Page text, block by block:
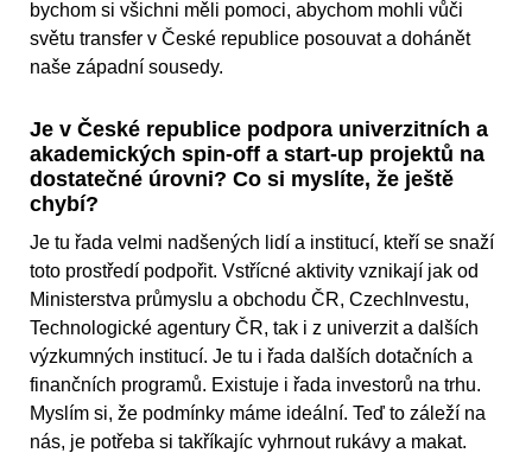
bychom si všichni měli pomoci, abychom mohli vůči
světu transfer v České republice posouvat a dohánět
naše západní sousedy.
Je v České republice podpora univerzitních a
akademických spin-off a start-up projektů na
dostatečné úrovni? Co si myslíte, že ještě
chybí?
Je tu řada velmi nadšených lidí a institucí, kteří se snaží
toto prostředí podpořit. Vstřícné aktivity vznikají jak od
Ministerstva průmyslu a obchodu ČR, CzechInvestu,
Technologické agentury ČR, tak i z univerzit a dalších
výzkumných institucí. Je tu i řada dalších dotačních a
finančních programů. Existuje i řada investorů na trhu.
Myslím si, že podmínky máme ideální. Teď to záleží na
nás, je potřeba si takříkajíc vyhrnout rukávy a makat.